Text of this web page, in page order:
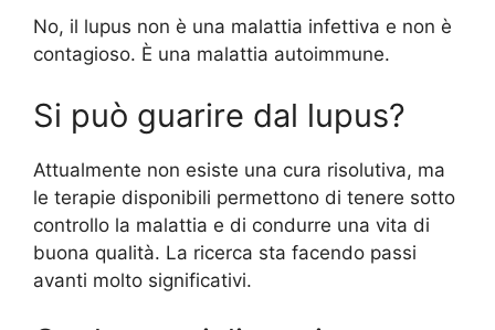
No, il lupus non è una malattia infettiva e non è
contagioso. È una malattia autoimmune.
Si può guarire dal lupus?
Attualmente non esiste una cura risolutiva, ma
le terapie disponibili permettono di tenere sotto
controllo la malattia e di condurre una vita di
buona qualità. La ricerca sta facendo passi
avanti molto significativi.